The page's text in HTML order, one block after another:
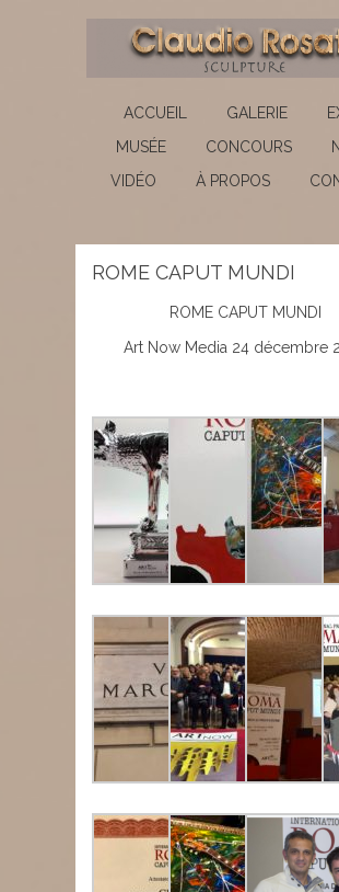
ACCUEIL GALERIE
MUSÉE
CONCOURS
VIDÉO
À PROPOS
ROME CAPUT MUNDI
ROME CAPUT MUNDI
Art Now Media 24 décembre